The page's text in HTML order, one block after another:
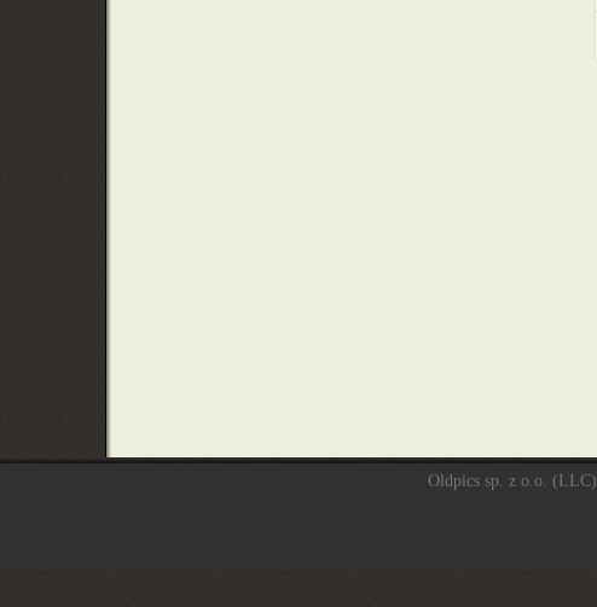
Oldpics sp. z o.o. (LLC)